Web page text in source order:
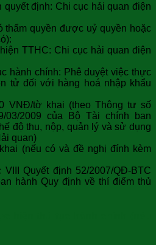
quyết định: Chi cục hải quan điện
thẩm quyền được uỷ quyền hoặc
TTHC: Chi cục hải quan điện
hành chính: Phê duyệt việc thực
tử đối với hàng hoá nhập khẩu
VNĐ/tờ khai (theo Thông tư số
03/2009 của Bộ Tài chính ban
độ thu, nộp, quản lý và sử dụng
quan)
(nếu có và đề nghị đính kèm
Quyết định 52/2007/QĐ-BTC
hành Quy định về thí điểm thủ